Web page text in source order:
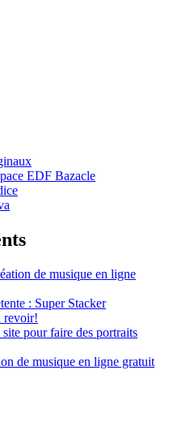
EDF Bazacle
de musique en ligne
: Super Stacker
revoir!
pour faire des portraits
de musique en ligne gratuit